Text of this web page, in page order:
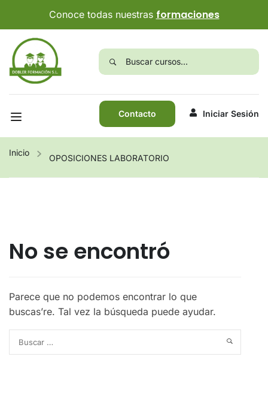
Conoce todas nuestras formaciones
Contacto Iniciar Sesión
Inicio
OPOSICIONES LABORATORIO
No se encontró
Parece que no podemos encontrar lo que
buscas’re. Tal vez la búsqueda puede ayudar.